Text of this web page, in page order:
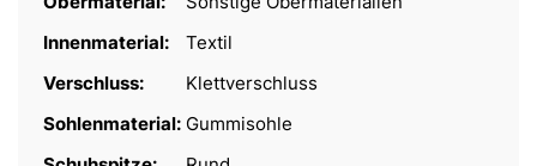
Innenmaterial:
Textil
Verschluss:
Klettverschluss
Sohlenmaterial: Gummisohle